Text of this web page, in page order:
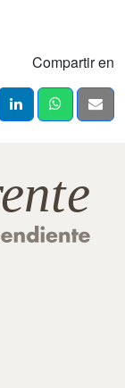
Compartir en